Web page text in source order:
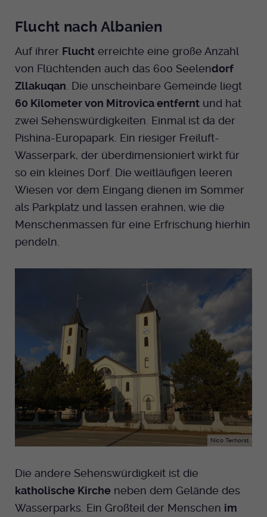
Flucht nach Albanien
Auf ihrer Flucht erreichte eine große Anzahl
von Flüchtenden auch das 600 Seelendorf
Zllakuqan . Die unscheinbare Gemeinde liegt
60 Kilometer von Mitrovica entfernt und hat
zwei Sehenswürdigkeiten. Einmal ist da der
Pishina-Europapark. Ein riesiger Freiluft-
Wasserpark, der überdimensioniert wirkt für
so ein kleines Dorf. Die weitläufigen leeren
Wiesen vor dem Eingang dienen im Sommer
als Parkplatz und lassen erahnen, wie die
Menschenmassen für eine Erfrischung hierhin
pendeln.
Nico Terhorst
Die andere Sehenswürdigkeit ist die
katholische Kirche neben dem Gelände des
Wasserparks. Ein Großteil der Menschen im